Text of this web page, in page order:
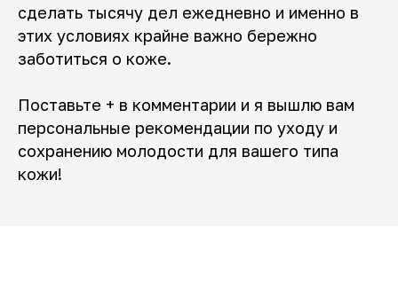
сделать тысячу дел ежедневно и именно в
этих условиях крайне важно бережно
заботиться о коже.
Поставьте + в комментарии и я вышлю вам
персональные рекомендации по уходу и
сохранению молодости для вашего типа
кожи!